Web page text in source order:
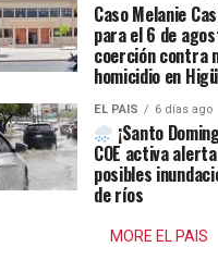
Caso Melanie
para el 6 de
coerción contra
homicidio en
EL PAIS 6 días ago
¡Santo
COE activa
posibles
de ríos
MORE EL PAIS